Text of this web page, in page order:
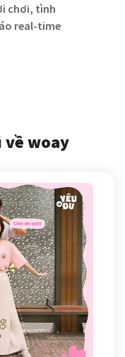
chơi, tình
real-time
về woay